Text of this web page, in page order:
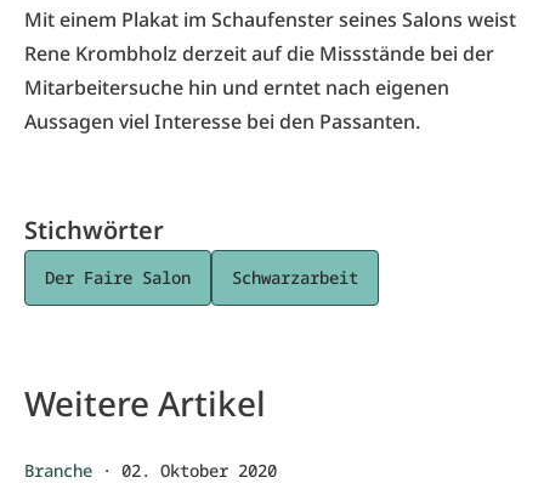
Mit einem Plakat im Schaufenster seines Salons weist
Rene Krombholz derzeit auf die Missstände bei der
Mitarbeitersuche hin und erntet nach eigenen
Aussagen viel Interesse bei den Passanten.
Stichwörter
Der Faire Salon Schwarzarbeit
Weitere Artikel
Branche · 02. Oktober 2020